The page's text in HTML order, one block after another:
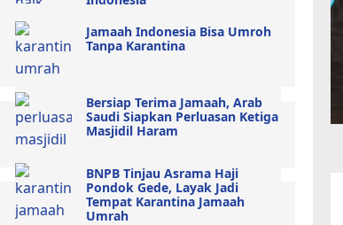
Jamaah Indonesia Bisa Umroh
Tanpa Karantina
Bersiap Terima Jamaah, Arab
Saudi Siapkan Perluasan Ketiga
Masjidil Haram
BNPB Tinjau Asrama Haji
Pondok Gede, Layak Jadi
Tempat Karantina Jamaah
Umrah